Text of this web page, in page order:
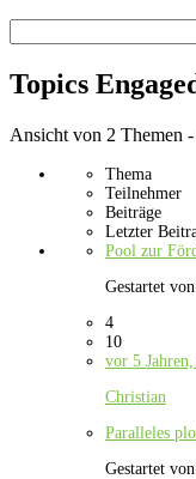
topics:
Topics
Ansicht von 2 Themen
Thema
Teilnehmer
Beiträge
Letzter
Pool zur
Gestartet
4
10
vor 5
Christian
Paralleles
Gestartet